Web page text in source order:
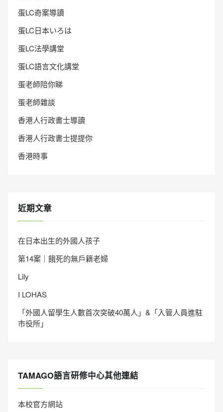
蛋LC奇案導讀
蛋LC日本いろは
蛋LC法學講堂
蛋LC語言文化講堂
蛋老師陪你睇
蛋老師雜談
香港人行政書士導讀
香港人行政書士提提你
香港時事
近期文章
在日本出生的外國人孩子
第14案｜餓死的無戶籍老婦
Lily
I LOHAS
「外國人留學生人數首次突破40萬人」&「入管人員進駐
市役所」
TAMAGO語言研修中心其他連結
本校官方網站